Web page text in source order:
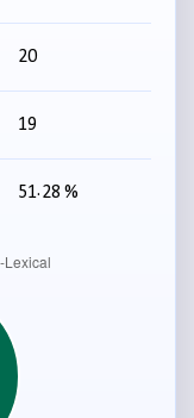
20
19
51.28 %